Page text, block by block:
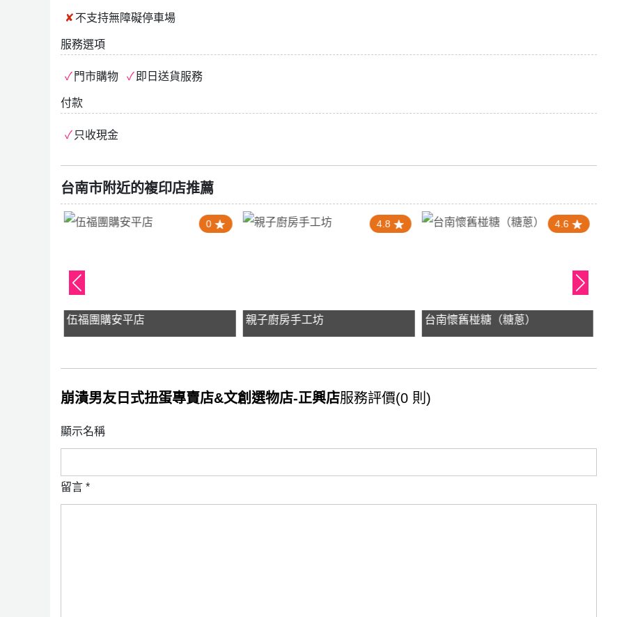
不支持無障礙停車場
服務選項
門市購物 即日送貨服務
付款
只收現金
台南市附近的複印店推薦
0
伍福團購安平店
4.8
親子廚房手工坊
4.6
台南懷舊椪糖（糖蔥）
崩潰男友日式扭蛋專賣店&文創選物店-正興店服務評價(0 則)
顯示名稱
留言 *